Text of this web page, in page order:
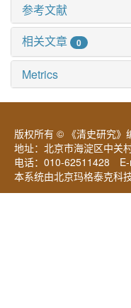
参考文献
相关文章
0
Metrics
版权所有 © 《清史研究》
地址：北京市海淀区中
电话：010-62511428 E-
本系统由北京玛格泰克科